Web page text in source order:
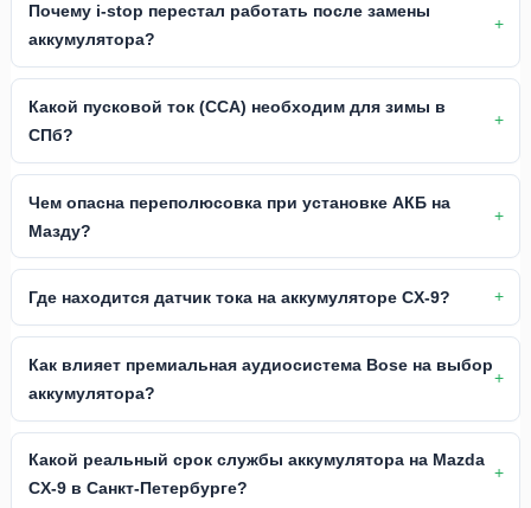
Почему i-stop перестал работать после замены
аккумулятора?
Какой пусковой ток (CCA) необходим для зимы в
СПб?
Чем опасна переполюсовка при установке АКБ на
Мазду?
Где находится датчик тока на аккумуляторе CX-9?
Как влияет премиальная аудиосистема Bose на выбор
аккумулятора?
Какой реальный срок службы аккумулятора на Mazda
CX-9 в Санкт-Петербурге?